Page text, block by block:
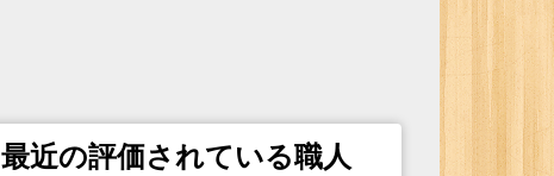
最近の評価されている職人